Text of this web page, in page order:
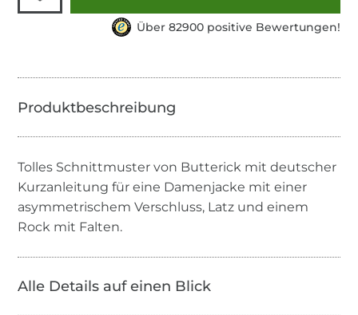
Über 82900 positive Bewertungen!
Tolles Schnittmuster von Butterick mit deutscher
Kurzanleitung für eine Damenjacke mit einer
asymmetrischem Verschluss, Latz und einem
Rock mit Falten.
Alle Details auf einen Blick